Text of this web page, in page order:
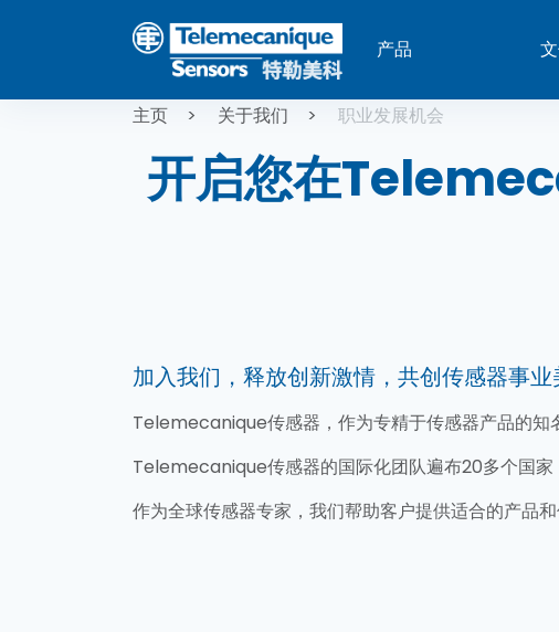
产品
面包屑
主页 关于我们 职业发展机会
开启您在
加入我们，释放创新激情，共创传感器事业
Telemecanique传感器，作为专精于传感器产品的知
Telemecanique传感器的国际化团队遍布20多个国家
作为全球传感器专家，我们帮助客户提供适合的产品